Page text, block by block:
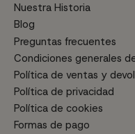
Nuestra Historia
Blog
Preguntas frecuentes
Condiciones generales
Política de ventas y
Política de privacidad
Política de cookies
Formas de pago